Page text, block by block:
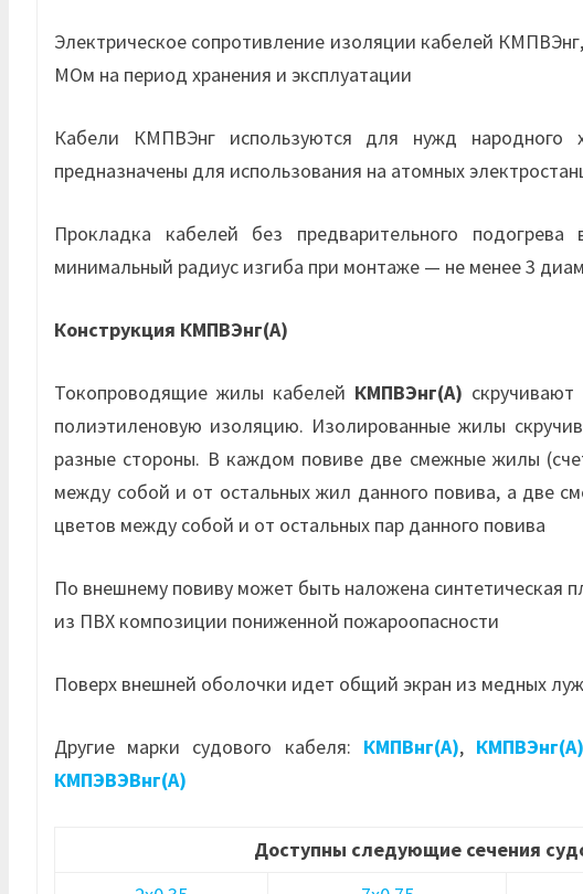
Электрическое сопротивление изоляции кабелей
МОм на период хранения и эксплуатации
Кабели КМПВЭнг используются для нужд народного
предназначены для использования на атомных
Прокладка кабелей без предварительного
минимальный радиус изгиба при монтаже — не менее 3
Конструкция КМПВЭнг(А)
Токопроводящие жилы кабелей КМПВЭнг(А)
полиэтиленовую изоляцию. Изолированные жилы
разные стороны. В каждом повиве две смежные жилы
между собой и от остальных жил данного повива, а две
цветов между собой и от остальных пар данного повива
По внешнему повиву может быть наложена синтетическая
из ПВХ композиции пониженной пожароопасности
Поверх внешней оболочки идет общий экран из медных
Другие марки судового кабеля: КМПВнг(А), КМПВЭнг(А)
КМПЭВЭВнг(А)
Доступны следующие сечения